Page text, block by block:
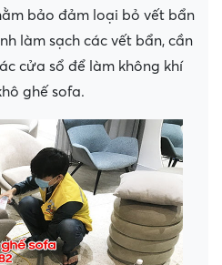
bảo đảm loại bỏ vết bẩn
làm sạch các vết bẩn, cần
cửa sổ để làm không khí
ghế sofa.